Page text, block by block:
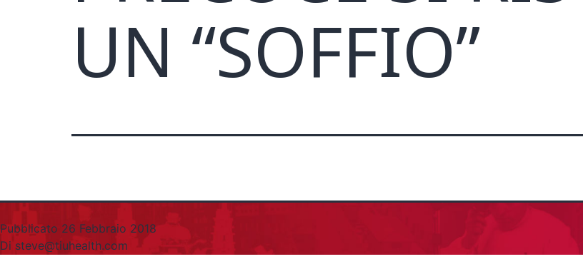
UN “SOFFIO”
Pubblicato 26 Febbraio 2018
Di steve@tiuhealth.com